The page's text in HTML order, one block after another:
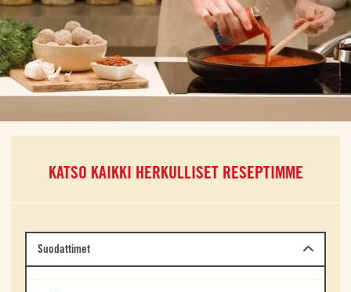
KATSO KAIKKI HERKULLISET RESEPTIMME
Suodattimet